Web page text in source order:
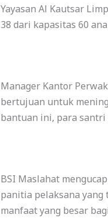
Yayasan Al Kautsar
38 dari kapasitas 60
Manager Kantor
bertujuan untuk
bantuan ini, para santri
BSI Maslahat
panitia pelaksana yang
manfaat yang besar